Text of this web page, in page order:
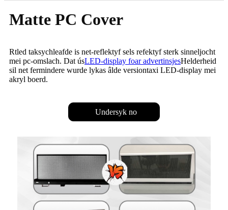
Matte PC Cover
Rtled taksychleafde is net-reflektyf sels refektyf sterk sinneljocht
mei pc-omslach. Dat úsLED-display foar advertinsjesHelderheid
sil net fermindere wurde lykas âlde versiontaxi LED-display mei
akryl boerd.
Undersyk no